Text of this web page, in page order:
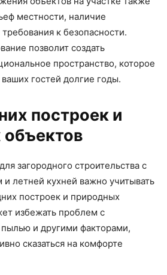
местности, наличие
к безопасности.
позволит создать
пространство, которое
гостей долгие годы.
построек и
загородного строительства с
летней кухней важно учитывать
построек и природных
избежать проблем с
и другими факторами,
сказаться на комфорте